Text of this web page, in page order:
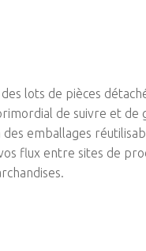
lots de pièces
de suivre et
emballages
flux entre sites de